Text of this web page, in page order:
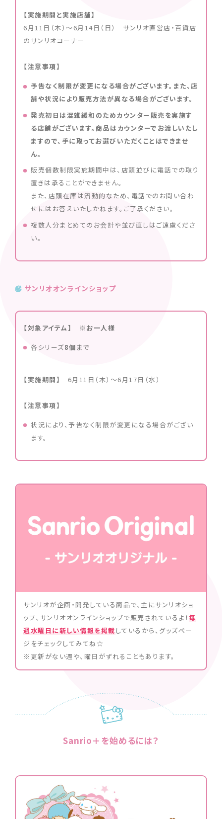
【実施期間と実施店舗】
6月11日（木）〜6月14日（日） サンリオ直営店・百貨店
のサンリオコーナー
【注意事項】
予告なく制限が変更になる場合がございます。また、店
舗や状況により販売方法が異なる場合がございます。
発売初日は混雑緩和のためカウンター販売を実施す
る店舗がございます。商品はカウンターでお渡しいたし
ますので、手に取ってお選びいただくことはできませ
ん。
販売個数制限実施期間中は、店頭並びに電話での取り
置きは承ることができません。
また、店頭在庫は流動的なため、電話でのお問い合わ
せにはお答えいたしかねます。ご了承ください。
複数人分まとめてのお会計や並び直しはご遠慮くださ
い。
サンリオオンラインショップ
【対象アイテム】 ※お一人様
各シリーズ8個 まで
【実施期間】 6月11日（木）〜6月17日（水）
【注意事項】
状況により、予告なく制限が変更になる場合がござい
ます。
サンリオが企画・開発している商品で、主にサンリオショ
ップ、サンリオオンラインショップで販売されているよ！毎
週水曜日に新しい情報を掲載 しているから、グッズペー
ジをチェックしてみてね☆
※更新がない週や、曜日がずれることもあります。
Sanrio＋を始めるには？